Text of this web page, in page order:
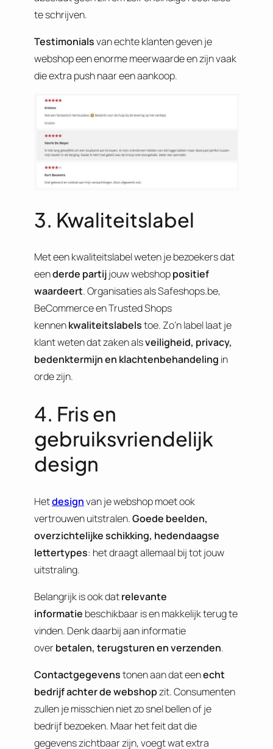
te schrijven.
Testimonialsvan echte klanten geven je
webshop een enorme meerwaarde en zijn vaak
die extra push naar een aankoop.
3. Kwaliteitslabel
Met een kwaliteitslabel weten je bezoekers dat
eenderde partijjouw webshoppositief
waardeert. Organisaties als Safeshops.be,
BeCommerce en Trusted Shops
kennenkwaliteitslabelstoe. Zo’n label laat je
klant weten dat zaken alsveiligheid, privacy,
bedenktermijn en klachtenbehandeling in
orde zijn.
4. Fris en
gebruiksvriendelijk
design
Hetdesignvan je webshop moet ook
vertrouwen uitstralen.Goede beelden,
overzichtelijke schikking, hedendaagse
lettertypes: het draagt allemaal bij tot jouw
uitstraling.
Belangrijk is ook datrelevante
informatie beschikbaar is en makkelijk terug te
vinden. Denk daarbij aan informatie
overbetalen, terugsturen en verzenden.
Contactgegevenstonen aan dat eenecht
bedrijf achter de webshopzit. Consumenten
zullen je misschien niet zo snel bellen of je
bedrijf bezoeken. Maar het feit dat die
gegevens zichtbaar zijn, voegt wat extra